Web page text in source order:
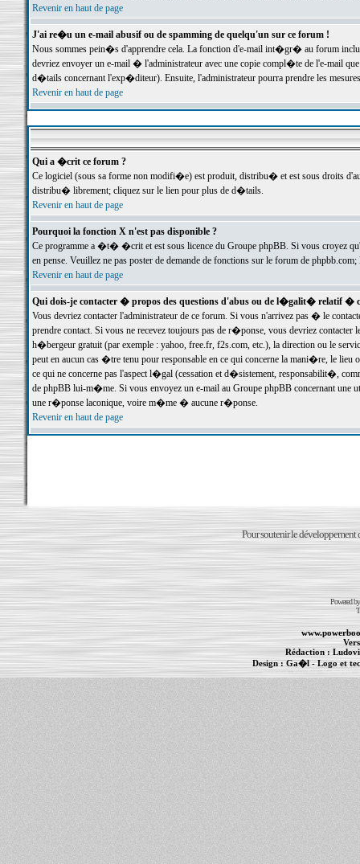
Revenir en haut de page
J'ai re�u un e-mail abusif ou de spamming de quelqu'un sur ce forum !
Nous sommes pein�s d'apprendre cela. La fonction d'e-mail int�gr� au forum inclut
devriez envoyer un e-mail � l'administrateur avec une copie compl�te de l'e-mail
d�tails concernant l'exp�diteur). Ensuite, l'administrateur pourra prendre les
Revenir en haut de page
Qui a �crit ce forum ?
Ce logiciel (sous sa forme non modifi�e) est produit, distribu� et est sous droits
distribu� librement; cliquez sur le lien pour plus de d�tails.
Revenir en haut de page
Pourquoi la fonction X n'est pas disponible ?
Ce programme a �t� �crit et est sous licence du Groupe phpBB. Si vous croyez
en pense. Veuillez ne pas poster de demande de fonctions sur le forum de
Revenir en haut de page
Qui dois-je contacter � propos des questions d'abus ou de l�galit� relatif �
Vous devriez contacter l'administrateur de ce forum. Si vous n'arrivez pas � le
prendre contact. Si vous ne recevez toujours pas de r�ponse, vous devriez
h�bergeur gratuit (par exemple : yahoo, free.fr, f2s.com, etc.), la direction ou le
peut en aucun cas �tre tenu pour responsable en ce qui concerne la mani�re, le
ce qui ne concerne pas l'aspect l�gal (cessation et d�sistement, responsabilit�,
de phpBB lui-m�me. Si vous envoyez un e-mail au Groupe phpBB concernant une
une r�ponse laconique, voire m�me � aucune r�ponse.
Revenir en haut de page
Pour soutenir le développement
Powered
Rédaction :
Design :Ga�l- Logo et
Informations :